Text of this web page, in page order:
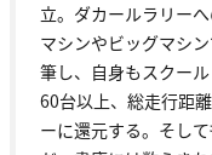
立。ダカールラリー
マシンやビッグマシ
筆し、自身もスクー
60台以上、総走行距
ーに還元する。そし